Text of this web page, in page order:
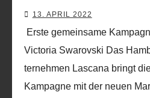
13. APRIL 2022
Erste gemeinsame
Victoria Swarovski Das
ternehmen Las­cana bringt
Kam­pagne mit der neuen